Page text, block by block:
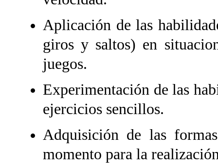
Aplicación de las
giros y saltos) en
juegos.
Experimentación de las
ejercicios sencillos.
Adquisición de las
momento para la